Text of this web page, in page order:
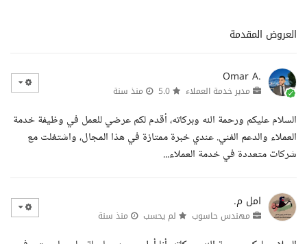
العروض المقدمة
Omar A.
مدير خدمة العملاء منذ سنة
السلام عليكم ورحمة الله وبركاته، أقدم لكم عرضي للعمل في وظيفة خدمة
العملاء والدعم الفني. عندي خبرة ممتازة في هذا المجال، واشتغلت مع
شركات متعددة في خدمة العملاء...
امل م.
مهندس حاسوب لم يحسب منذ سنة